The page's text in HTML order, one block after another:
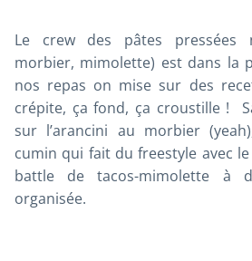
Le crewdes pâtes pressées
morbier, mimolette) est dans la
nos repas on mise sur des
crépite, ça fond, ça croustille !
sur l’arancini au morbier
cumin qui fait du freestyle avec
battle de tacos-mimolette à
organisée.